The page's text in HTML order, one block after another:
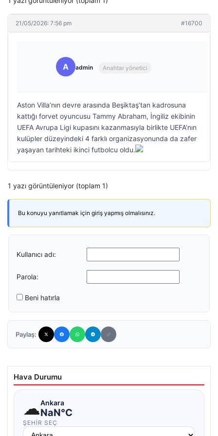
21/05/2026: 7:56 pm #16700
A admin Anahtar yönetici
Aston Villa’nın devre arasında Beşiktaş’tan kadrosuna
kattığı forvet oyuncusu Tammy Abraham, İngiliz ekibinin
UEFA Avrupa Ligi kupasını kazanmasıyla birlikte UEFA’nın
kulüpler düzeyindeki 4 farklı organizasyonunda da zafer
yaşayan tarihteki ikinci futbolcu oldu.
1 yazı görüntüleniyor (toplam 1)
Bu konuyu yanıtlamak için giriş yapmış olmalısınız.
Kullanıcı adı:
Parola:
Beni hatırla
Paylaş:
Hava Durumu
☁Ankara
NaN°C
ŞEHIR SEÇ